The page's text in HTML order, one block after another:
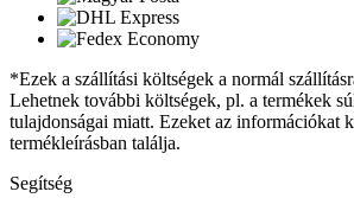
*Ezek a szállítási költségek a normál
Lehetnek további költségek, pl. a termékek
tulajdonságai miatt. Ezeket az információkat
termékleírásban találja.
Segítség